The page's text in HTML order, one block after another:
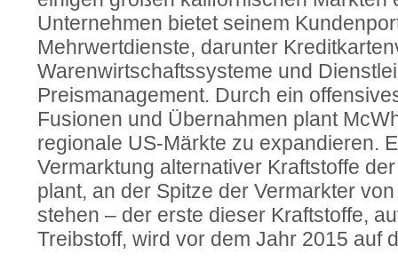
Unternehmen bietet seinem
Mehrwertdienste, darunter
Warenwirtschaftssysteme und
Preismanagement. Durch ein
Fusionen und Übernahmen plant
regionale US-Märkte zu expandieren.
Vermarktung alternativer Kraftstoffe
plant, an der Spitze der Vermarkter
stehen – der erste dieser Kraftstoffe,
Treibstoff, wird vor dem Jahr 2015 auf